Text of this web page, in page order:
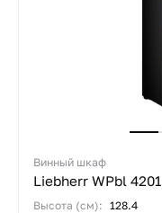
Винный шкаф
Liebherr WPbl 4201
Высота (см): 128.4